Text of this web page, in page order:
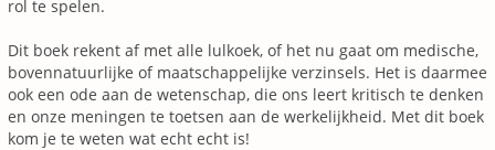
rol te spelen.
Dit boek rekent af met alle lulkoek, of het nu gaat om medische,
bovennatuurlijke of maatschappelijke verzinsels. Het is daarmee
ook een ode aan de wetenschap, die ons leert kritisch te denken
en onze meningen te toetsen aan de werkelijkheid. Met dit boek
kom je te weten wat echt echt is!